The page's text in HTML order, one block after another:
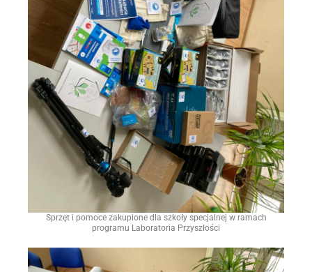
Sprzęt i pomoce zakupione dla szkoły specjalnej w ramach
programu Laboratoria Przyszłości